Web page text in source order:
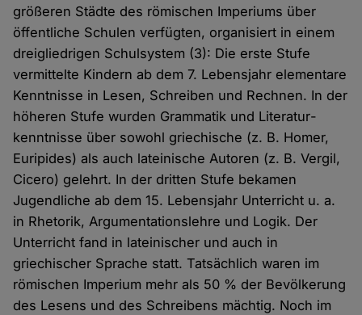
größeren Städte des römischen Imperiums über
öffentliche Schulen verfügten, organisiert in einem
dreigliedrigen Schulsystem (3): Die erste Stufe
vermittelte Kindern ab dem 7. Lebensjahr elementare
Kenntnisse in Lesen, Schreiben und Rechnen. In der
höheren Stufe wurden Grammatik und Literatur­
kenntnisse über sowohl griechische (z. B. Homer,
Euripides) als auch lateinische Autoren (z. B. Vergil,
Cicero) gelehrt. In der dritten Stufe bekamen
Jugendliche ab dem 15. Lebensjahr Unterricht u. a.
in Rhetorik, Argumen­­tations­lehre und Logik. Der
Unterricht fand in lateinischer und auch in
griechischer Sprache statt. Tatsächlich waren im
römischen Imperium mehr als 50 % der Bevölkerung
des Lesens und des Schreibens mächtig. Noch im